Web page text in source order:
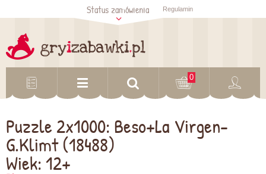
Sprawdź status
zamówienia
Status zamówienia Regulamin
0
Puzzle 2x1000: Beso+La Virgen-
G.Klimt (18488)
Wiek: 12+